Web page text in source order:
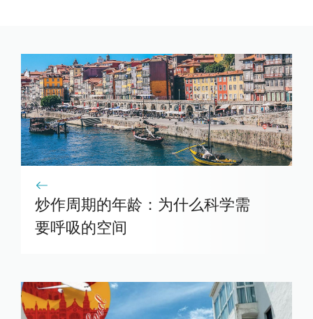
炒作周期的年龄：为什么科学需
要呼吸的空间